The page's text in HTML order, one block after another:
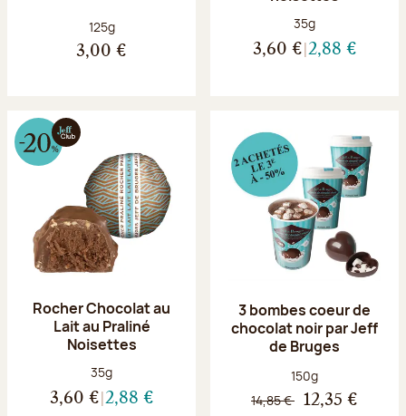
Poids net :
125g
3,00 €
Poids net :
35g
3,60 € 2,88 €
Rocher Chocolat au
Lait au Praliné
Noisettes
Poids net :
35g
3,60 € 2,88 €
3 bombes coeur de
chocolat noir par Jeff
de Bruges
Poids net :
150g
14,85 € 12,35 €